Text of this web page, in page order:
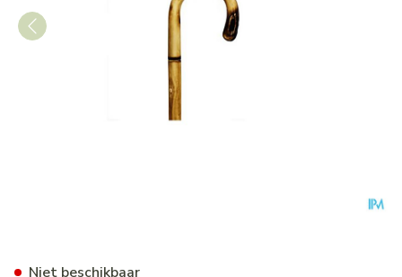
Niet beschikbaar